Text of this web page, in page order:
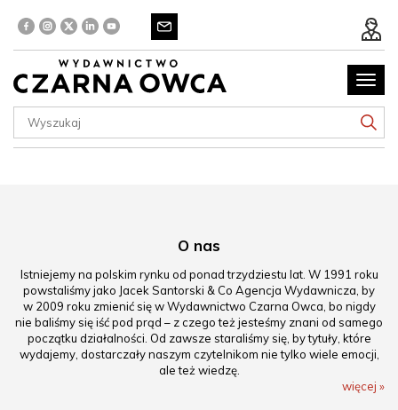
menu
O nas
Istniejemy na polskim rynku od ponad trzydziestu lat. W 1991 roku
powstaliśmy jako Jacek Santorski & Co Agencja Wydawnicza, by
w 2009 roku zmienić się w Wydawnictwo Czarna Owca, bo nigdy
nie baliśmy się iść pod prąd – z czego też jesteśmy znani od samego
początku działalności. Od zawsze staraliśmy się, by tytuły, które
wydajemy, dostarczały naszym czytelnikom nie tylko wiele emocji,
ale też wiedzę.
więcej »